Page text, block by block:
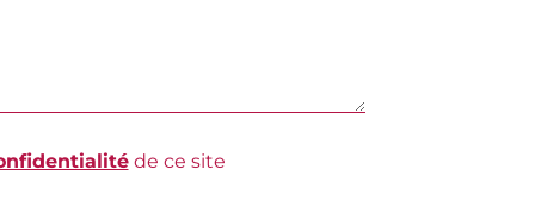
de ce site